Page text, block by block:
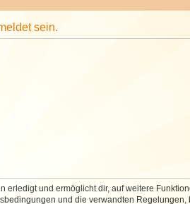
sein.
und ermöglicht dir, auf weitere
und die verwandten Regelungen,